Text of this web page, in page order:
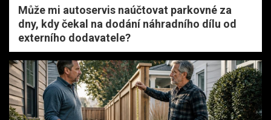
Může mi autoservis naúčtovat parkovné za
dny, kdy čekal na dodání náhradního dílu od
externího dodavatele?